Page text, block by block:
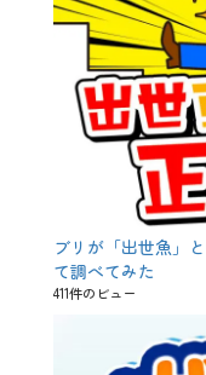
ブリが「出世魚」
て調べてみた
411件のビュー